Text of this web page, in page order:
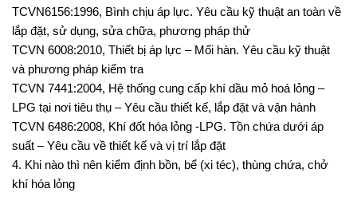
TCVN6156:1996, Bình chịu áp lực. Yêu cầu kỹ thuật an toàn về
lắp đặt, sử dụng, sửa chữa, phương pháp thử
TCVN 6008:2010, Thiết bị áp lực – Mối hàn. Yêu cầu kỹ thuật
và phương pháp kiểm tra
TCVN 7441:2004, Hệ thống cung cấp khí dầu mỏ hoá lỏng –
LPG tại nơi tiêu thụ – Yêu cầu thiết kế, lắp đặt và vận hành
TCVN 6486:2008, Khí đốt hóa lỏng -LPG. Tồn chứa dưới áp
suất – Yêu cầu về thiết kế và vị trí lắp đặt
4. Khi nào thì nên kiểm định bồn, bể (xi téc), thùng chứa, chở
khí hóa lỏng